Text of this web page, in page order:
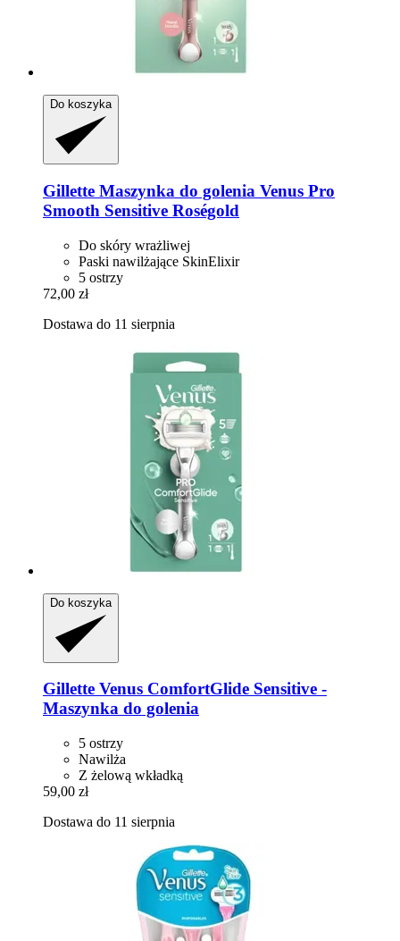
Do koszyka
Gillette Maszynka do golenia Venus Pro
Smooth Sensitive Roségold
Do skóry wrażliwej
Paski nawilżające SkinElixir
5 ostrzy
72,00 zł
Dostawa do 11 sierpnia
Do koszyka
Gillette Venus ComfortGlide Sensitive -​
Maszynka do golenia
5 ostrzy
Nawilża
Z żelową wkładką
59,00 zł
Dostawa do 11 sierpnia